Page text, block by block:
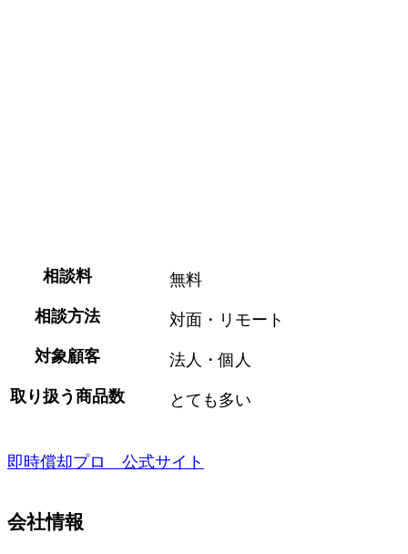
相談料
無料
相談方法
対面・リモート
対象顧客
法人・個人
取り扱う商品数
とても多い
即時償却プロ 公式サイト
会社情報